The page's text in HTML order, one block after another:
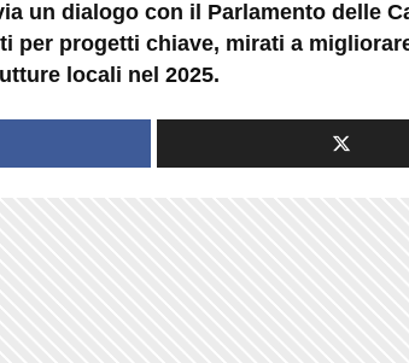
un dialogo con il Parlamento delle
per progetti chiave, mirati a
locali nel 2025.